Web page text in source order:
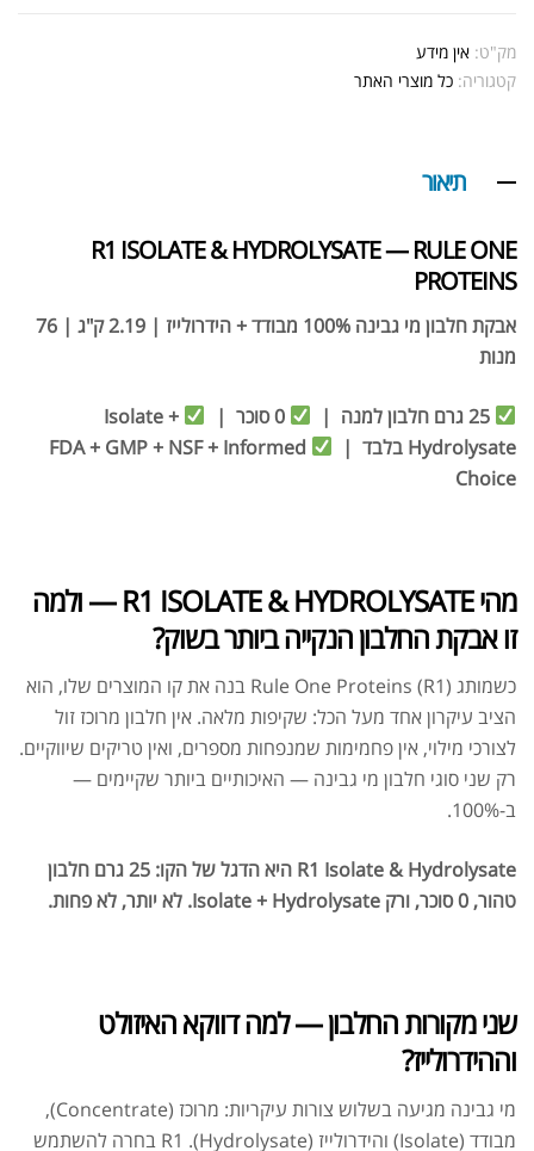
מק"ט: אין מידע
קטגוריה: כל מוצרי האתר
תיאור
R1 ISOLATE & HYDROLYSATE — RULE ONE
PROTEINS
אבקתחלבון מי גבינה
100% מבודד + הידרולייז | 2.19 ק"ג | 76
מנות
25 גרם חלבון למנה | 0 סוכר |
Isolate +
Hydrolysate בלבד |
FDA + GMP + NSF + Informed
Choice
מהי R1 ISOLATE & HYDROLYSATE — ולמה
זו אבקת החלבון הנקייה ביותר בשוק?
כשמותג Rule One Proteins (R1) בנה את קו המוצרים שלו, הוא
הציב עיקרון אחד מעל הכל: שקיפות מלאה. אין חלבון מרוכז זול
לצורכי מילוי, אין פחמימות שמנפחות מספרים, ואין טריקים שיווקיים.
רק שני סוגי חלבון מי גבינה — האיכותיים ביותר שקיימים —
ב-100%.
R1 Isolate & Hydrolysate היא הדגל של הקו: 25 גרם חלבון
טהור, 0 סוכר, ורק Isolate + Hydrolysate. לא יותר, לא פחות.
שני מקורות החלבון — למה דווקא האיזולט
וההידרולייז?
מי גבינה מגיעה בשלוש צורות עיקריות: מרוכז (Concentrate),
מבודד (Isolate) והידרולייז (Hydrolysate). R1 בחרה להשתמש